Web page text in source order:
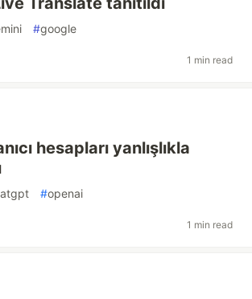
#google
1 min read
hesapları yanlışlıkla
#openai
1 min read